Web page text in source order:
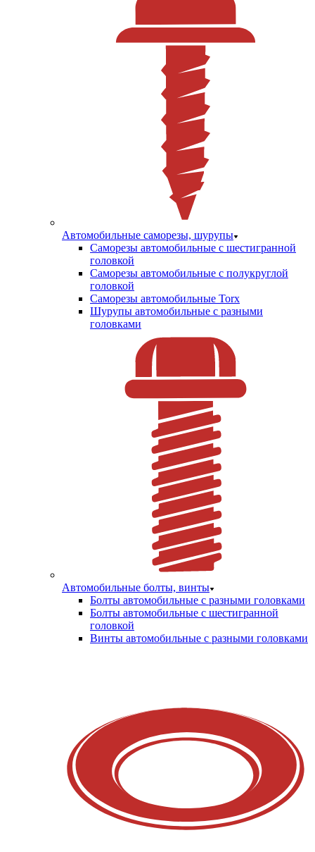
Автомобильные саморезы, шурупы
Саморезы автомобильные с шестигранной
головкой
Саморезы автомобильные с полукруглой
головкой
Саморезы автомобильные Torx
Шурупы автомобильные с разными
головками
Автомобильные болты, винты
Болты автомобильные с разными головками
Болты автомобильные с шестигранной
головкой
Винты автомобильные с разными головками